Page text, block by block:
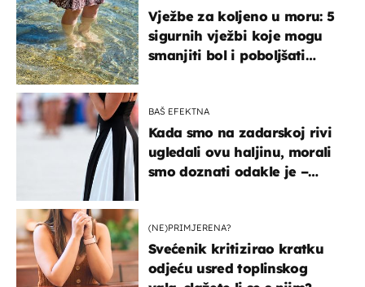
Vježbe za koljeno u moru: 5
sigurnih vježbi koje mogu
smanjiti bol i poboljšati
BAŠ EFEKTNA
Kada smo na zadarskoj rivi
ugledali ovu haljinu, morali
smo doznati odakle je –
(NE)PRIMJERENA?
Svećenik kritizirao kratku
odjeću usred toplinskog